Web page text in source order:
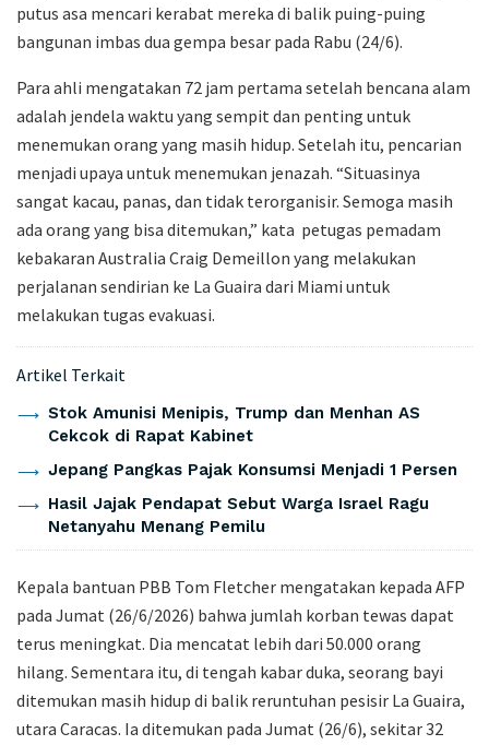
putus asa mencari kerabat mereka di balik puing-puing
bangunan imbas dua gempa besar pada Rabu (24/6).
Para ahli mengatakan 72 jam pertama setelah bencana alam
adalah jendela waktu yang sempit dan penting untuk
menemukan orang yang masih hidup. Setelah itu, pencarian
menjadi upaya untuk menemukan jenazah. “Situasinya
sangat kacau, panas, dan tidak terorganisir. Semoga masih
ada orang yang bisa ditemukan,” kata petugas pemadam
kebakaran Australia Craig Demeillon yang melakukan
perjalanan sendirian ke La Guaira dari Miami untuk
melakukan tugas evakuasi.
Artikel Terkait
Stok Amunisi Menipis, Trump dan Menhan AS
Cekcok di Rapat Kabinet
Jepang Pangkas Pajak Konsumsi Menjadi 1 Persen
Hasil Jajak Pendapat Sebut Warga Israel Ragu
Netanyahu Menang Pemilu
Kepala bantuan PBB Tom Fletcher mengatakan kepada AFP
pada Jumat (26/6/2026) bahwa jumlah korban tewas dapat
terus meningkat. Dia mencatat lebih dari 50.000 orang
hilang. Sementara itu, di tengah kabar duka, seorang bayi
ditemukan masih hidup di balik reruntuhan pesisir La Guaira,
utara Caracas. Ia ditemukan pada Jumat (26/6), sekitar 32